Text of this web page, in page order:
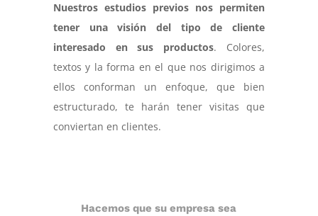
Nuestros estudios previos nos permiten
tener una visión del tipo de cliente
interesado en sus productos. Colores,
textos y la forma en el que nos dirigimos a
ellos conforman un enfoque, que bien
estructurado, te harán tener visitas que
conviertan en clientes.
Hacemos que su empresa sea